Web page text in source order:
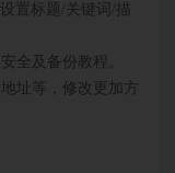
置标题/关键词/描
全及备份教程。
址等，修改更加方